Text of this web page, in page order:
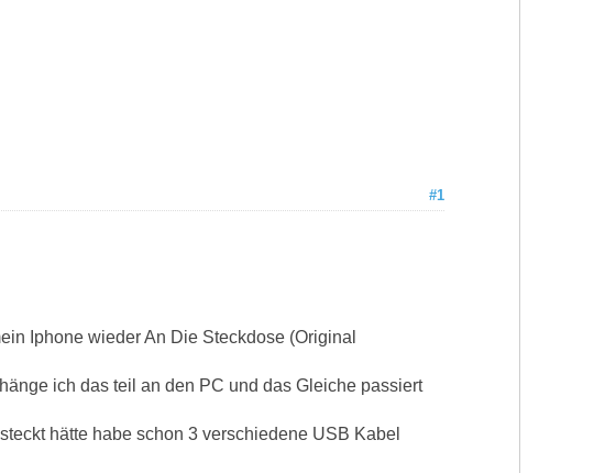
#1
Iphone wieder An Die Steckdose (Original
ich das teil an den PC und das Gleiche passiert
hätte habe schon 3 verschiedene USB Kabel